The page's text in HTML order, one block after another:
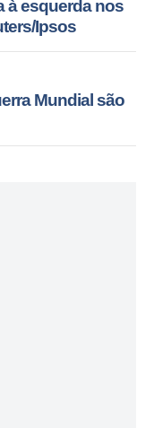
à esquerda nos
Ipsos
Mundial são